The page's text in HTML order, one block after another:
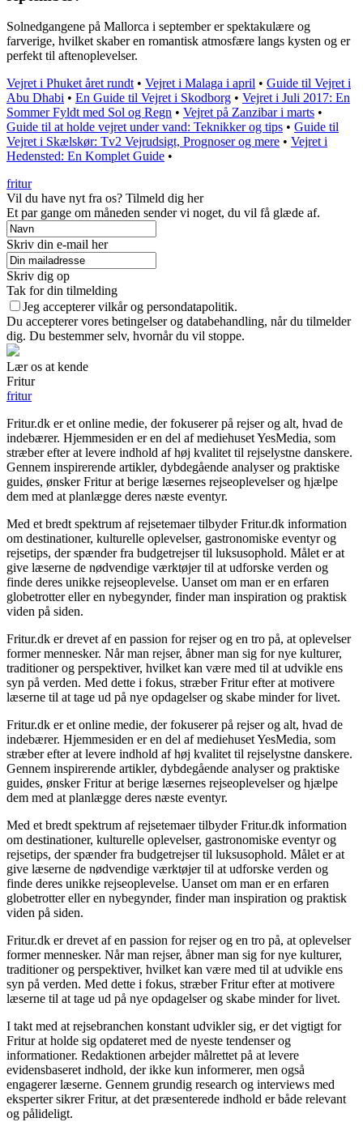
Solnedgangene på Mallorca i september er spektakulære og
farverige, hvilket skaber en romantisk atmosfære langs kysten og er
perfekt til aftenoplevelser.
Vejret i Phuket året rundt • Vejret i Malaga i april • Guide til Vejret i
Abu Dhabi • En Guide til Vejret i Skodborg • Vejret i Juli 2017: En
Sommer Fyldt med Sol og Regn • Vejret på Zanzibar i marts •
Guide til at holde vejret under vand: Teknikker og tips • Guide til
Vejret i Skælskør: Tv2 Vejrudsigt, Prognoser og mere • Vejret i
Hedensted: En Komplet Guide •
fritur
Vil du have nyt fra os? Tilmeld dig her
Et par gange om måneden sender vi noget, du vil få glæde af.
Skriv din e-mail her
Skriv dig op
Tak for din tilmelding
Jeg accepterer vilkår og persondatapolitik.
Du accepterer vores betingelser og databehandling, når du tilmelder
dig. Du bestemmer selv, hvornår du vil stoppe.
Lær os at kende
Fritur
fritur
Fritur.dk er et online medie, der fokuserer på rejser og alt, hvad de
indebærer. Hjemmesiden er en del af mediehuset YesMedia, som
stræber efter at levere indhold af høj kvalitet til rejselystne danskere.
Gennem inspirerende artikler, dybdegående analyser og praktiske
guides, ønsker Fritur at berige læsernes rejseoplevelser og hjælpe
dem med at planlægge deres næste eventyr.
Med et bredt spektrum af rejsetemaer tilbyder Fritur.dk information
om destinationer, kulturelle oplevelser, gastronomiske eventyr og
rejsetips, der spænder fra budgetrejser til luksusophold. Målet er at
give læserne de nødvendige værktøjer til at udforske verden og
finde deres unikke rejseoplevelse. Uanset om man er en erfaren
globetrotter eller en nybegynder, finder man inspiration og praktisk
viden på siden.
Fritur.dk er drevet af en passion for rejser og en tro på, at oplevelser
former mennesker. Når man rejser, åbner man sig for nye kulturer,
traditioner og perspektiver, hvilket kan være med til at udvikle ens
syn på verden. Med dette i fokus, stræber Fritur efter at motivere
læserne til at tage ud på nye opdagelser og skabe minder for livet.
Fritur.dk er et online medie, der fokuserer på rejser og alt, hvad de
indebærer. Hjemmesiden er en del af mediehuset YesMedia, som
stræber efter at levere indhold af høj kvalitet til rejselystne danskere.
Gennem inspirerende artikler, dybdegående analyser og praktiske
guides, ønsker Fritur at berige læsernes rejseoplevelser og hjælpe
dem med at planlægge deres næste eventyr.
Med et bredt spektrum af rejsetemaer tilbyder Fritur.dk information
om destinationer, kulturelle oplevelser, gastronomiske eventyr og
rejsetips, der spænder fra budgetrejser til luksusophold. Målet er at
give læserne de nødvendige værktøjer til at udforske verden og
finde deres unikke rejseoplevelse. Uanset om man er en erfaren
globetrotter eller en nybegynder, finder man inspiration og praktisk
viden på siden.
Fritur.dk er drevet af en passion for rejser og en tro på, at oplevelser
former mennesker. Når man rejser, åbner man sig for nye kulturer,
traditioner og perspektiver, hvilket kan være med til at udvikle ens
syn på verden. Med dette i fokus, stræber Fritur efter at motivere
læserne til at tage ud på nye opdagelser og skabe minder for livet.
I takt med at rejsebranchen konstant udvikler sig, er det vigtigt for
Fritur at holde sig opdateret med de nyeste tendenser og
informationer. Redaktionen arbejder målrettet på at levere
evidensbaseret indhold, der ikke kun informerer, men også
engagerer læserne. Gennem grundig research og interviews med
eksperter sikrer Fritur, at det præsenterede indhold er både relevant
og pålideligt.